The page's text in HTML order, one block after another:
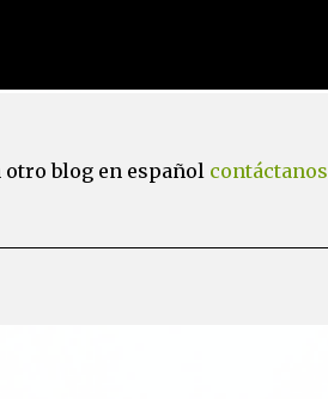
otro blog en español contáctanos